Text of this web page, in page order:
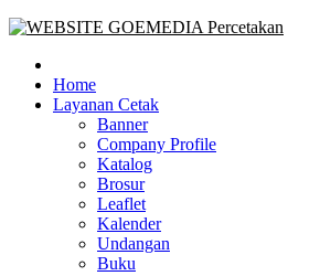
Goe Media Percetakan | 0822-4439-5599
0822-4439-5599 (Call/WA) Percetakan
Home
Layanan Cetak
Banner
Company Profile
Katalog
Brosur
Leaflet
Kalender
Undangan
Buku